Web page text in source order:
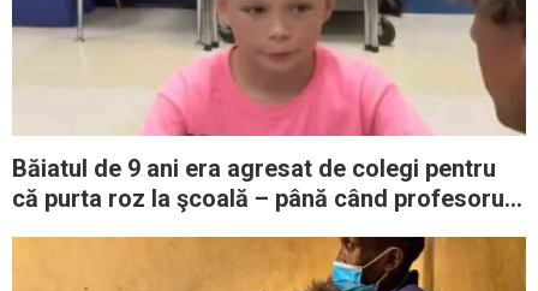
Băiatul de 9 ani era agresat de colegi pentru
că purta roz la şcoală – până când profesorul